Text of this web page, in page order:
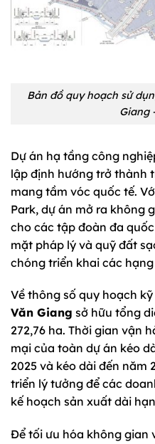
Bản đồ quy hoạch sử
Giang
Dự án hạ tầng công
lập định hướng trở thành
mang tầm vóc quốc tế.
Park, dự án mở ra không
cho các tập đoàn đa
mặt pháp lý và quỹ đất
chóng triển khai các
Về thông số quy hoạch
Văn Giang sở hữu tổng
272,76 ha. Thời gian vận
mại của toàn dự án kéo
2025 và kéo dài đến năm
triển lý tưởng để các
kế hoạch sản xuất dài
Để tối ưu hóa không gian